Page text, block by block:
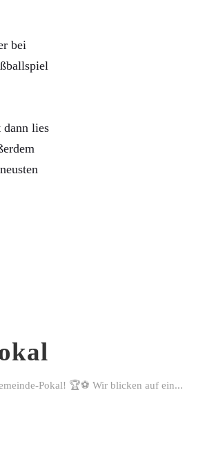
bei
dann lies
Pokal! 🏆⚽ Wir blicken auf ein...